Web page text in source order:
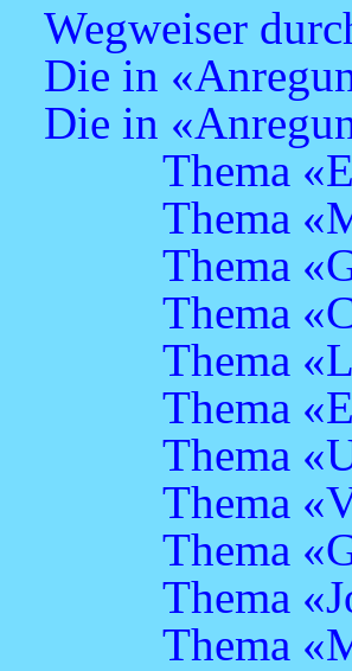
Wegweiser
Die in
Die in
Thema
Thema
Thema
Thema
Thema
Thema
Thema
Thema
Thema
Thema
Thema